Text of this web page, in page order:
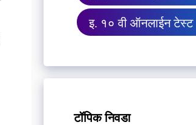
इ. १० वी ऑनलाईन टेस्ट
टॉपिक निवडा